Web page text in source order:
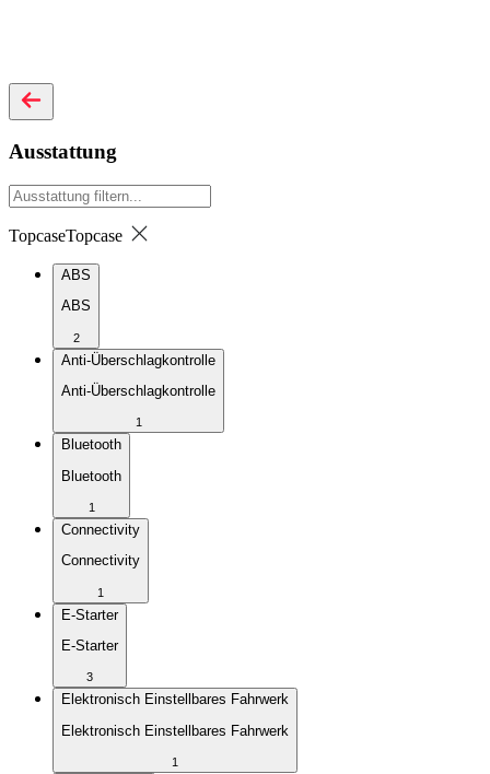
Ausstattung
TopcaseTopcase
ABS
ABS
2
Anti-Überschlagkontrolle
Anti-Überschlagkontrolle
1
Bluetooth
Bluetooth
1
Connectivity
Connectivity
1
E-Starter
E-Starter
3
Elektronisch Einstellbares Fahrwerk
Elektronisch Einstellbares Fahrwerk
1